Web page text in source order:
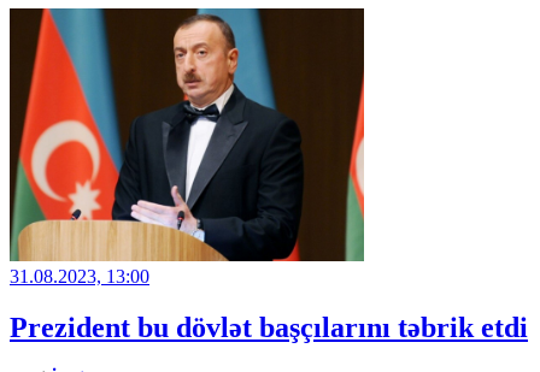
31.08.2023, 13:00
Prezident bu dövlət başçılarını təbrik etdi